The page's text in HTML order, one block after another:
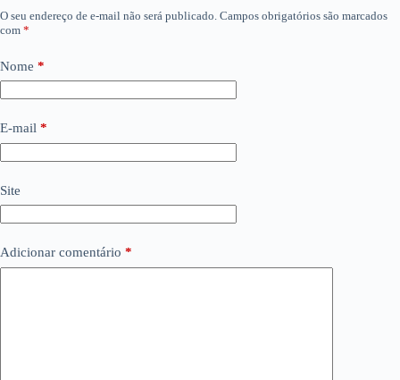
O seu endereço de e-mail não será publicado. Campos obrigatórios são marcados
com *
Nome *
E-mail *
Site
Adicionar comentário *